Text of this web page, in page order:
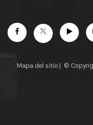
FacebookTwitter
Mapa del sitio | ©